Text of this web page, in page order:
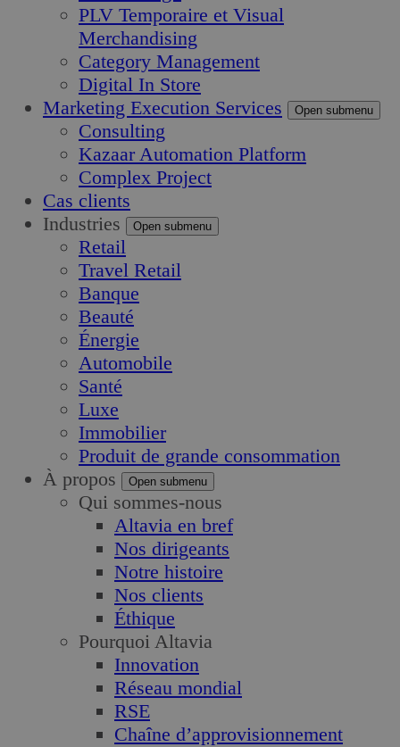
PLV Temporaire et Visual
Merchandising
Category Management
Digital In Store
Marketing Execution Services
Open submenu
Consulting
Kazaar Automation Platform
Complex Project
Cas clients
Industries
Open submenu
Retail
Travel Retail
Banque
Beauté
Énergie
Automobile
Santé
Luxe
Immobilier
Produit de grande consommation
À propos
Open submenu
Qui sommes-nous
Altavia en bref
Nos dirigeants
Notre histoire
Nos clients
Éthique
Pourquoi Altavia
Innovation
Réseau mondial
RSE
Chaîne d’approvisionnement